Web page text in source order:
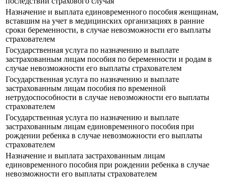
Назначение и выплата единовременного пособия женщинам,
вставшим на учет в медицинских организациях в ранние
сроки беременности, в случае невозможности его выплаты
страхователем
Государственная услуга по назначению и выплате
застрахованным лицам пособия по беременности и родам в
случае невозможности его выплаты страхователем
Государственная услуга по назначению и выплате
застрахованным лицам пособия по временной
нетрудоспособности в случае невозможности его выплаты
страхователем
Государственная услуга по назначению и выплате
застрахованным лицам единовременного пособия при
рождении ребенка в случае невозможности его выплаты
страхователем
Назначение и выплата застрахованным лицам
единовременного пособия при рождении ребенка в случае
невозможности его выплаты страхователем